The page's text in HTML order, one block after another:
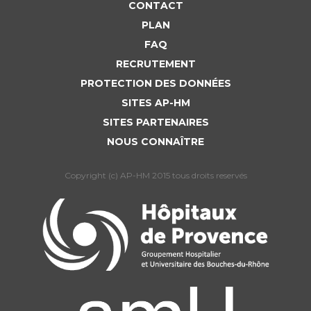
Nos indicateurs qualité et de sécurité des soins
Protection des données
Les recherches en santé à l’AP-HM
Lieu de santé sans tabac
Liste des marchés conclus
CONTACT
PLAN
FAQ
RECRUTEMENT
PROTECTION DES DONNÉES
SITES AP-HM
SITES PARTENAIRES
NOUS CONNAÎTRE
Copyright (c) AP-HM 2015 tous droits reservés